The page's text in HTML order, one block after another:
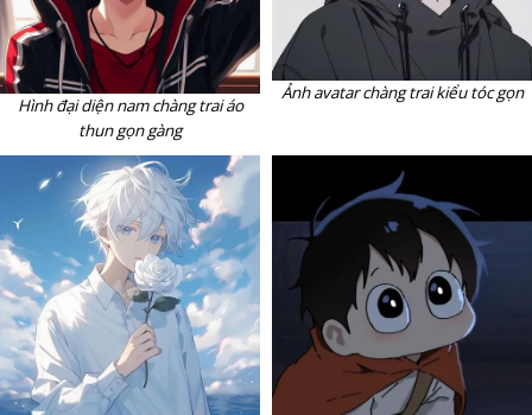
Hình đại diện nam chàng trai áo
thun gọn gàng
Ảnh avatar chàng trai kiểu tóc gọn